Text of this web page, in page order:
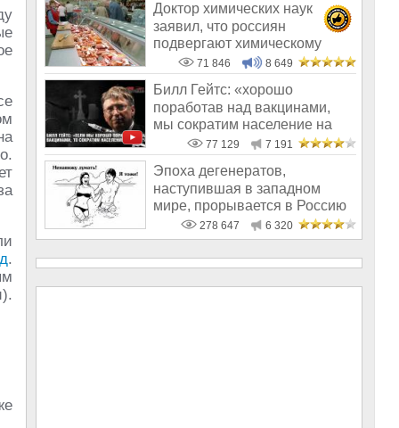
.
Доктор химических наук
заявил, что россиян
подвергают химическому
геноциду71 846 8 649
Билл Гейтс: «хорошо
поработав над вакцинами,
мы сократим население на
10-15%»77 129 7 191
Эпоха дегенератов,
наступившая в западном
мире, прорывается в Россию
278 647 6 320